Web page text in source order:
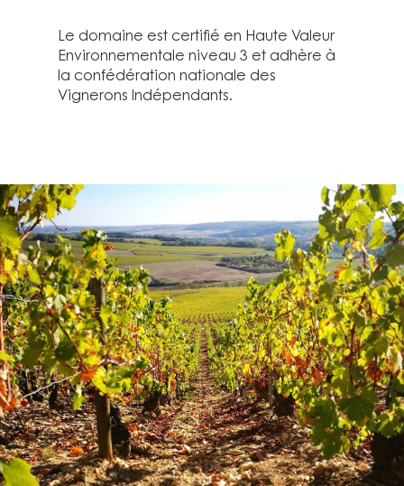
Le domaine est certifié en Haute Valeur
Environnementale niveau 3 et adhère à
la confédération nationale des
Vignerons Indépendants.